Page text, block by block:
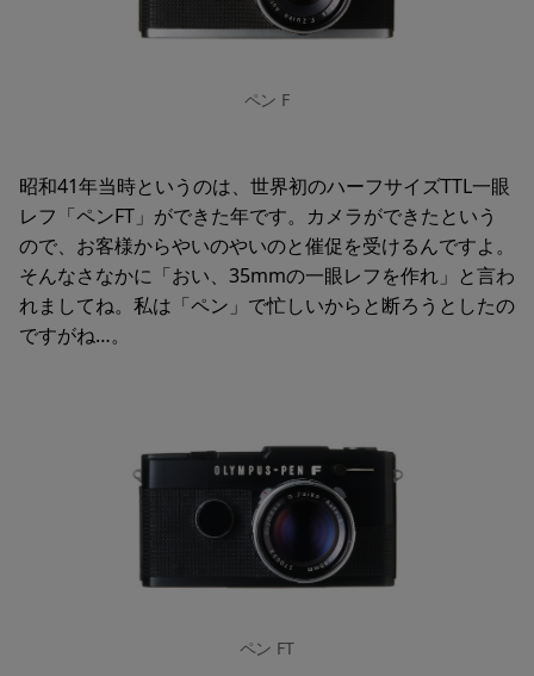
ペン F
昭和41年当時というのは、世界初のハーフサイズTTL一眼
レフ「ペンFT」ができた年です。カメラができたという
ので、お客様からやいのやいのと催促を受けるんですよ。
そんなさなかに「おい、35mmの一眼レフを作れ」と言わ
れましてね。私は「ペン」で忙しいからと断ろうとしたの
ですがね…。
ペン FT